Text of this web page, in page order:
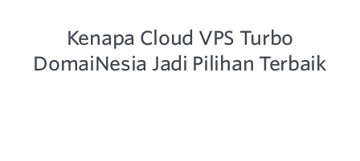
Kenapa Cloud VPS Turbo
DomaiNesia Jadi Pilihan Terbaik